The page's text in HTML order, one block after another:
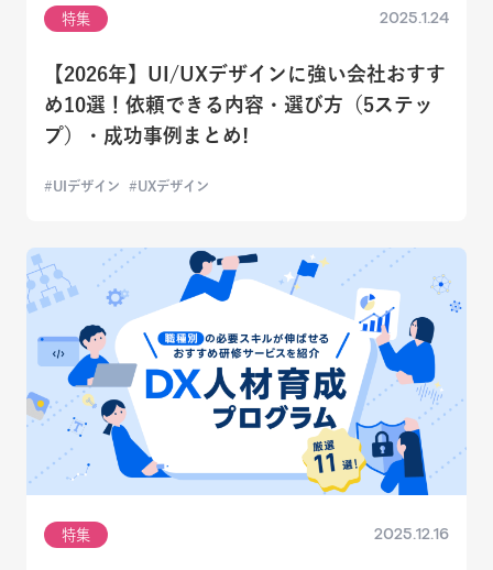
特集 2025.1.24
【2026年】UI/UXデザインに強い会社おすす
め10選！依頼できる内容・選び方（5ステッ
プ）・成功事例まとめ!
UIデザイン UXデザイン
特集 2025.12.16